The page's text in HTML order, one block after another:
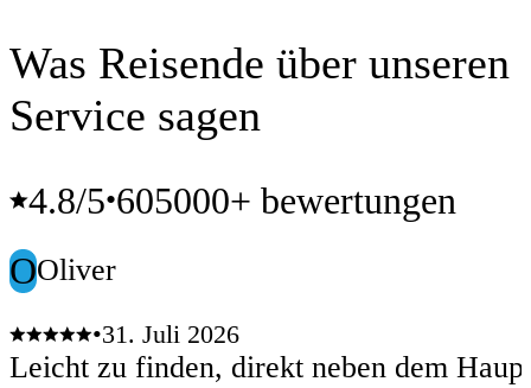
Was Reisende über unseren
Service sagen
4.8/5•605000+ bewertungen
OOliver
•31. Juli 2026
Leicht zu finden, direkt neben dem